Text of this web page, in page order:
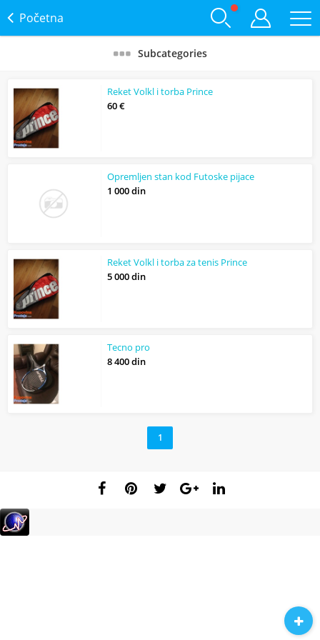
Početna
Subcategories
Reket Volkl i torba Prince
60 €
Opremljen stan kod Futoske pijace
1 000 din
Reket Volkl i torba za tenis Prince
5 000 din
Tecno pro
8 400 din
1